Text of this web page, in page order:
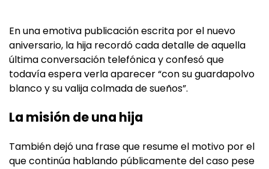
En una emotiva publicación escrita por el nuevo
aniversario, la hija recordó cada detalle de aquella
última conversación telefónica y confesó que
todavía espera verla aparecer “con su guardapolvo
blanco y su valija colmada de sueños”.
La misión de una hija
También dejó una frase que resume el motivo por el
que continúa hablando públicamente del caso pese